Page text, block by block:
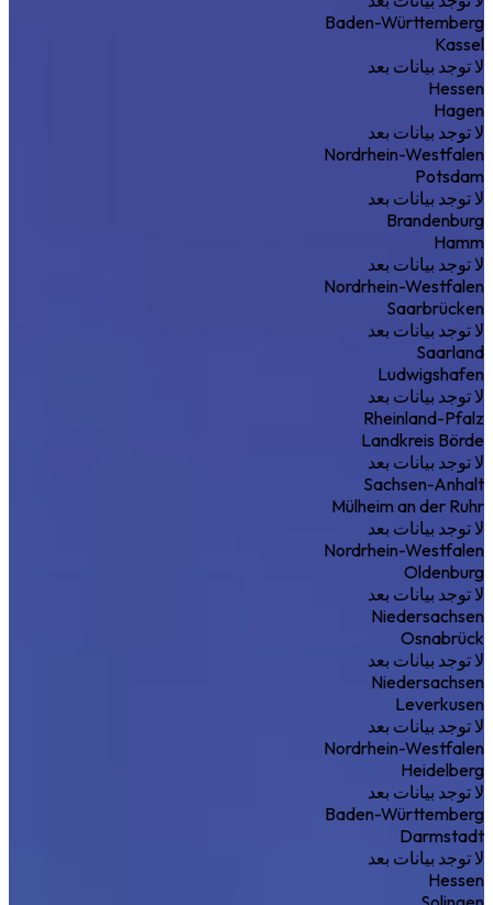
Baden-Württemberg
Kassel
لا توجد بيانات بعد
Hessen
Hagen
لا توجد بيانات بعد
Nordrhein-Westfalen
Potsdam
لا توجد بيانات بعد
Brandenburg
Hamm
لا توجد بيانات بعد
Nordrhein-Westfalen
Saarbrücken
لا توجد بيانات بعد
Saarland
Ludwigshafen
لا توجد بيانات بعد
Rheinland-Pfalz
Landkreis Börde
لا توجد بيانات بعد
Sachsen-Anhalt
Mülheim an der Ruhr
لا توجد بيانات بعد
Nordrhein-Westfalen
Oldenburg
لا توجد بيانات بعد
Niedersachsen
Osnabrück
لا توجد بيانات بعد
Niedersachsen
Leverkusen
لا توجد بيانات بعد
Nordrhein-Westfalen
Heidelberg
لا توجد بيانات بعد
Baden-Württemberg
Darmstadt
لا توجد بيانات بعد
Hessen